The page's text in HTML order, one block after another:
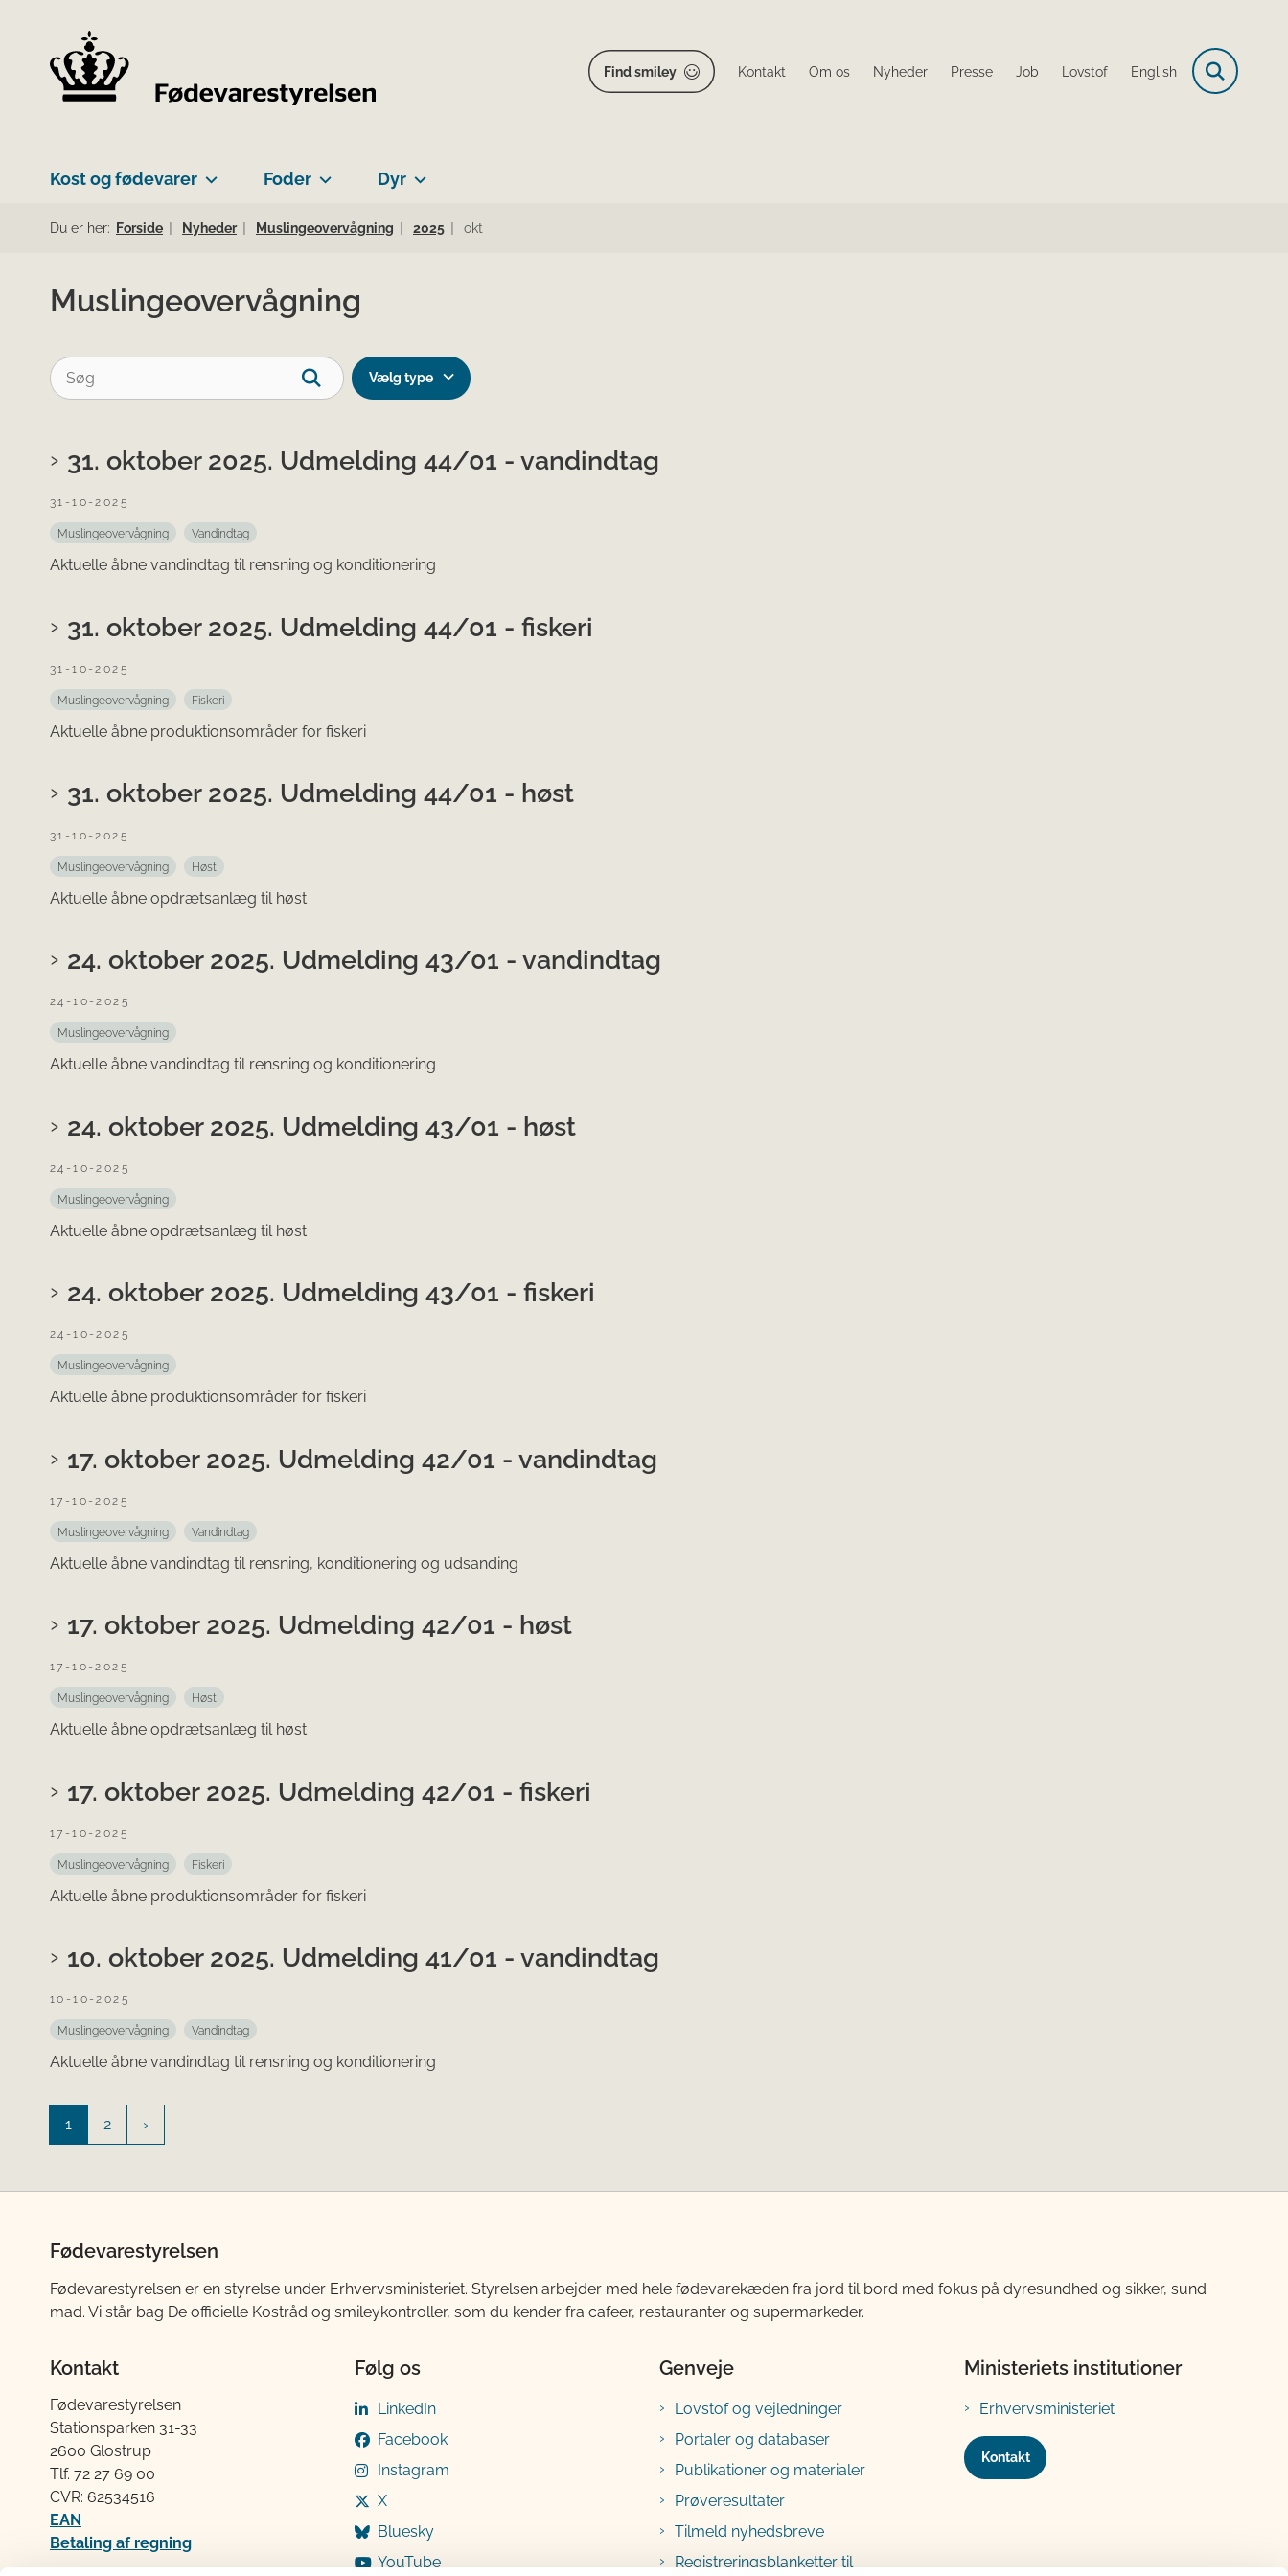
Find smiley Kontakt Om os Nyheder Presse Job Lovstof English
Kost og fødevarer Foder Dyr
Du er her: Forside Nyheder Muslingeovervågning 2025 okt
Muslingeovervågning
Vælg type
31. oktober 2025. Udmelding 44/01 - vandindtag
31-10-2025
Muslingeovervågning Vandindtag
Aktuelle åbne vandindtag til rensning og konditionering
31. oktober 2025. Udmelding 44/01 - fiskeri
31-10-2025
Muslingeovervågning Fiskeri
Aktuelle åbne produktionsområder for fiskeri
31. oktober 2025. Udmelding 44/01 - høst
31-10-2025
Muslingeovervågning Høst
Aktuelle åbne opdrætsanlæg til høst
24. oktober 2025. Udmelding 43/01 - vandindtag
24-10-2025
Muslingeovervågning
Aktuelle åbne vandindtag til rensning og konditionering
24. oktober 2025. Udmelding 43/01 - høst
24-10-2025
Muslingeovervågning
Aktuelle åbne opdrætsanlæg til høst
24. oktober 2025. Udmelding 43/01 - fiskeri
24-10-2025
Muslingeovervågning
Aktuelle åbne produktionsområder for fiskeri
17. oktober 2025. Udmelding 42/01 - vandindtag
17-10-2025
Muslingeovervågning Vandindtag
Aktuelle åbne vandindtag til rensning, konditionering og udsanding
17. oktober 2025. Udmelding 42/01 - høst
17-10-2025
Muslingeovervågning Høst
Aktuelle åbne opdrætsanlæg til høst
17. oktober 2025. Udmelding 42/01 - fiskeri
17-10-2025
Muslingeovervågning Fiskeri
Aktuelle åbne produktionsområder for fiskeri
10. oktober 2025. Udmelding 41/01 - vandindtag
10-10-2025
Muslingeovervågning Vandindtag
Aktuelle åbne vandindtag til rensning og konditionering
1 2
Fødevarestyrelsen
Fødevarestyrelsen er en styrelse under Erhvervsministeriet. Styrelsen arbejder med hele fødevarekæden fra jord til bord med fokus på dyresundhed og sikker, sund
mad. Vi står bag De officielle Kostråd og smileykontroller, som du kender fra cafeer, restauranter og supermarkeder.
Kontakt
Fødevarestyrelsen
Stationsparken 31-33
2600 Glostrup
Tlf. 72 2​​​7 69 00
CVR: 62534516
EAN
Betaling af regning
Følg os
LinkedIn
Facebook
Instagram
X
Bluesky
YouTube
Genveje
Lovstof og vejledninger
Portaler og databaser
Publikationer og materialer
Prøveresultater
Tilmeld nyhedsbreve
Registreringsblanketter til
Ministeriets institutioner
Erhvervsministeriet
Kontakt